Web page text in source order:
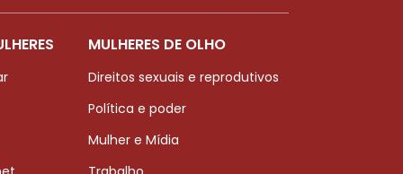
MULHERES DE OLHO
Direitos sexuais e reprodutivos
Política e poder
Mulher e Mídia